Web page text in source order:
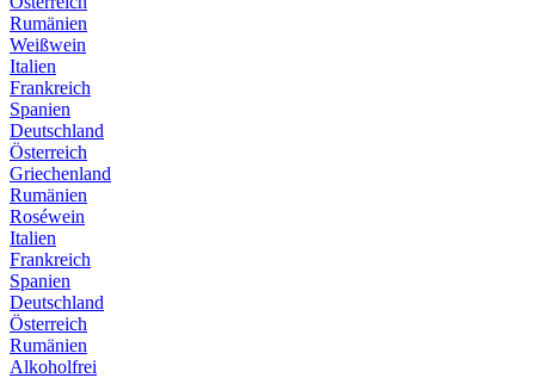
Rumänien
Weißwein
Italien
Frankreich
Spanien
Deutschland
Österreich
Griechenland
Rumänien
Roséwein
Italien
Frankreich
Spanien
Deutschland
Österreich
Rumänien
Alkoholfrei